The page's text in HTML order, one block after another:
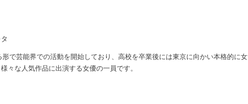
で芸能界での活動を開始しており、高校を卒業後には東京に向かい本格的に女
々な人気作品に出演する女優の一員です。